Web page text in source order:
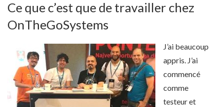
Ce que c’est que de travailler chez
OnTheGoSystems
J’ai beaucoup
appris. J’ai
commencé
comme
testeur et